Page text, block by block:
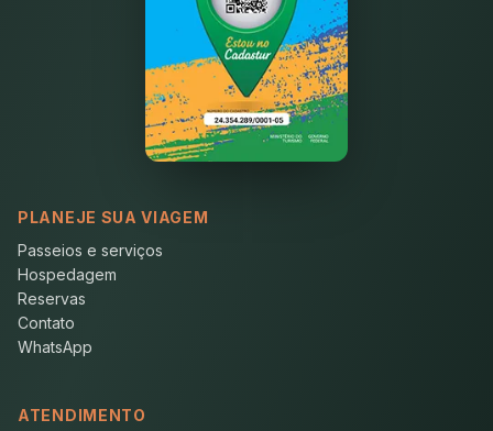
PLANEJE SUA VIAGEM
Passeios e serviços
Hospedagem
Reservas
Contato
WhatsApp
ATENDIMENTO